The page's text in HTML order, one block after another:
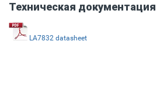
Техническая документация
LA7832 datasheet